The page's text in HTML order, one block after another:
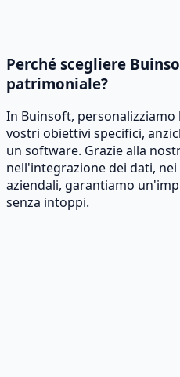
Perché scegliere
patrimoniale?
In Buinsoft,
vostri obiettivi specifici,
un software. Grazie alla
nell'integrazione dei dati,
aziendali, garantiamo
senza intoppi.